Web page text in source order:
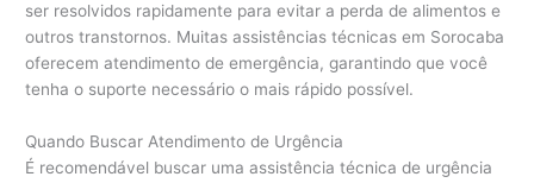
ser resolvidos rapidamente para evitar a perda de alimentos e
outros transtornos. Muitas assistências técnicas em Sorocaba
oferecem atendimento de emergência, garantindo que você
tenha o suporte necessário o mais rápido possível.
Quando Buscar Atendimento de Urgência
É recomendável buscar uma assistência técnica de urgência